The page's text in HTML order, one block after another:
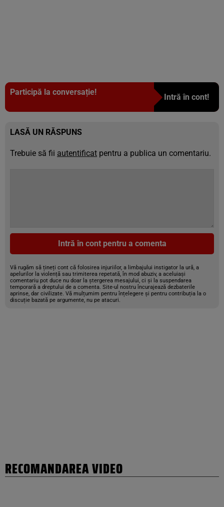
Participă la conversație!
Intră în cont!
LASĂ UN RĂSPUNS
Trebuie să fii autentificat pentru a publica un comentariu.
Intră în cont pentru a comenta
Vă rugăm să țineți cont că folosirea injuriilor, a limbajului instigator la ură, a
apelurilor la violență sau trimiterea repetată, în mod abuziv, a aceluiași
comentariu pot duce nu doar la ștergerea mesajului, ci și la suspendarea
temporară a dreptului de a comenta. Site-ul nostru încurajează dezbaterile
aprinse, dar civilizate. Vă mulțumim pentru înțelegere și pentru contribuția la o
discuție bazată pe argumente, nu pe atacuri.
RECOMANDAREA VIDEO